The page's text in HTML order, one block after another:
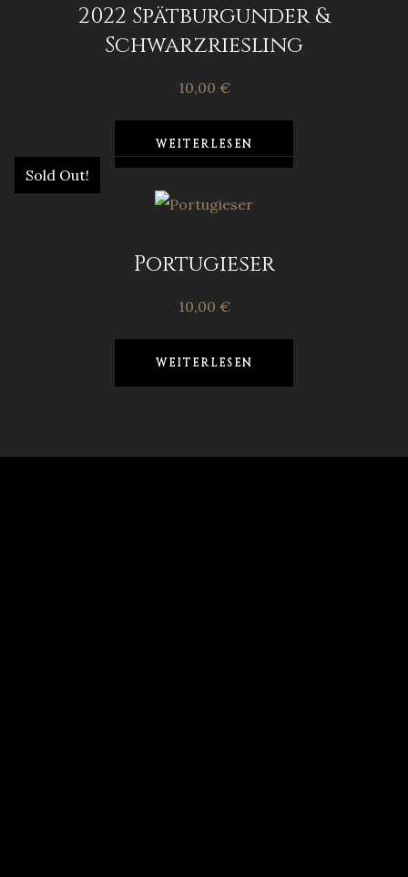
2022 Spätburgunder &
Schwarzriesling
10,00 €
WEITERLESEN
Sold Out!
Portugieser
10,00 €
WEITERLESEN